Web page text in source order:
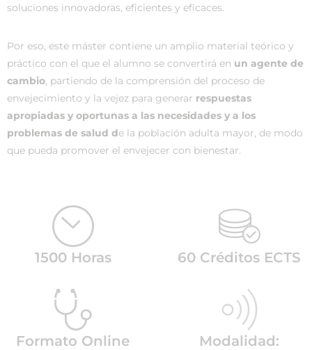
soluciones innovadoras, eficientes y eficaces.
Por eso, este máster contiene un amplio material teórico y
práctico con el que el alumno se convertirá en un agente de
cambio, partiendo de la comprensión del proceso de
envejecimiento y la vejez para generar respuestas
apropiadas y oportunas a las necesidades y a los
problemas de salud de la población adulta mayor, de modo
que pueda promover el envejecer con bienestar.
1500 Horas 60 Créditos ECTS
Formato Online
Modalidad: